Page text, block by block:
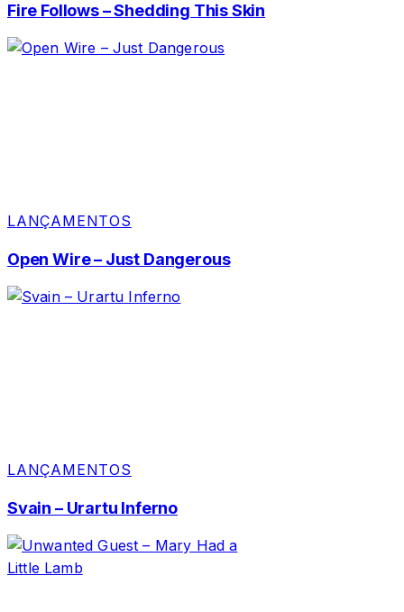
Fire Follows – Shedding This Skin
LANÇAMENTOS
Open Wire – Just Dangerous
LANÇAMENTOS
Svain – Urartu Inferno